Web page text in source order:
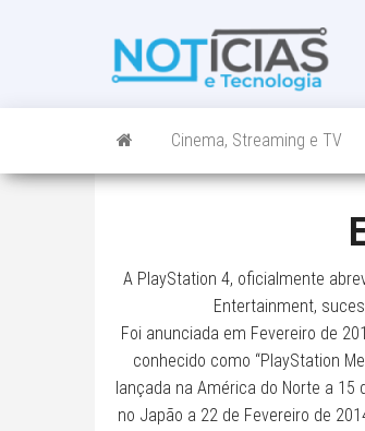
num
Cinema, Streaming e TV
A PlayStation 4, oficialmente
Entertainment,
Foi anunciada em Fevereiro de
conhecido como “PlayStation
lançada na América do Norte a 15
no Japão a 22 de Fevereiro de